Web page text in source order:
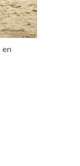
en